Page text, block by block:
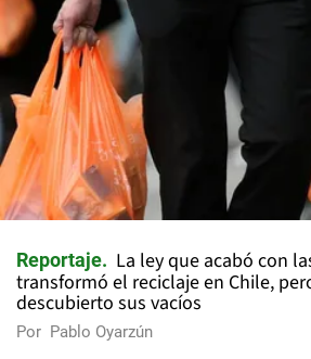
Reportaje
La ley que acabó con
transformó el reciclaje en Chile,
descubierto sus vacíos
Por Pablo Oyarzún